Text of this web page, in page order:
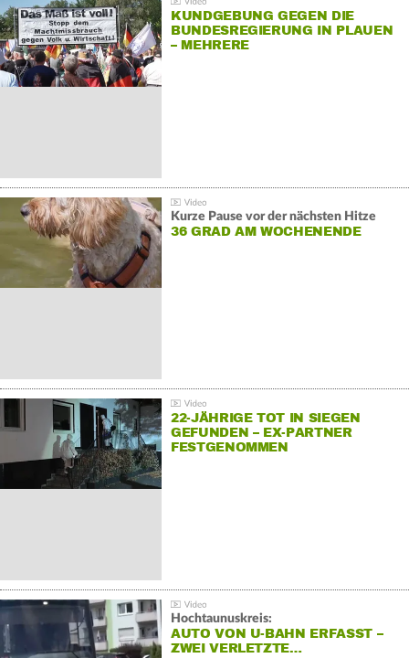
KUNDGEBUNG GEGEN DIE
BUNDESREGIERUNG IN PLAUEN
– MEHRERE
Kurze Pause vor der nächsten Hitze
36 GRAD AM WOCHENENDE
22-JÄHRIGE TOT IN SIEGEN
GEFUNDEN – EX-PARTNER
FESTGENOMMEN
Hochtaunuskreis:
AUTO VON U-BAHN ERFASST –
ZWEI VERLETZTE…